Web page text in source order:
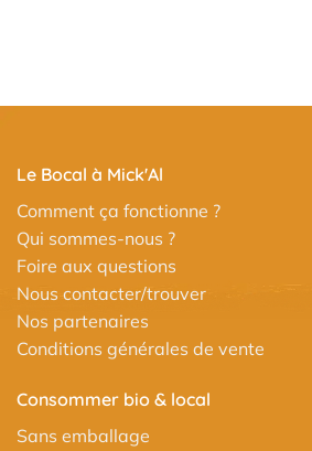
Le Bocal à Mick'Al
Comment ça fonctionne ?
Qui sommes-nous ?
Foire aux questions
Nous contacter/trouver
Nos partenaires
Conditions générales de vente
Consommer bio & local
Sans emballage